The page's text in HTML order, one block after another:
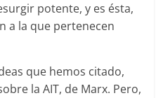
potente, y es ésta,
a la que pertenecen
que hemos citado,
la AIT, de Marx. Pero,